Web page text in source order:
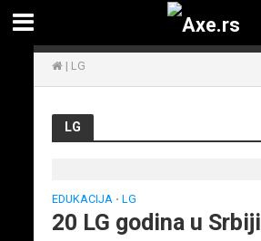
| LG
LG
EDUKACIJA • LG
20 LG godina u Srbiji